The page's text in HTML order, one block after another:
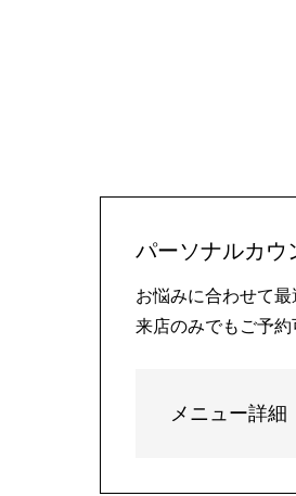
パーソナルカウ
お悩みに合わせて最
来店のみでもご予約
メニュー詳細